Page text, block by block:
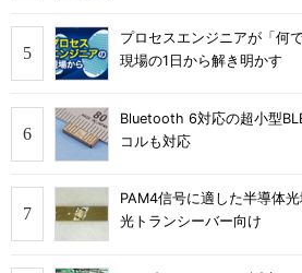
プロセスエンジニアが「何
現場の1日から解き明かす
Bluetooth 6対応の超小型
コルも対応
PAM4信号に適した半導体
光トランシーバー向け